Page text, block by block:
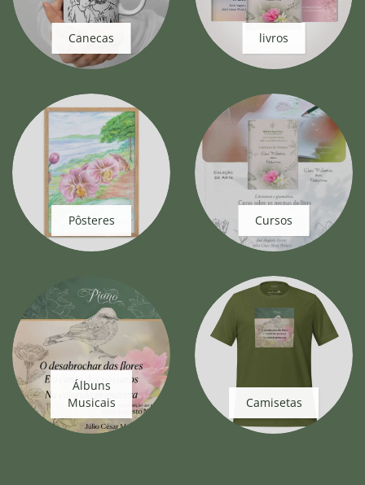
Canecas livros
Pôsteres Cursos
Álbuns
Musicais
Camisetas